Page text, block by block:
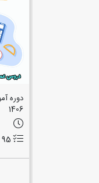
دوره
1406
95 ساعت